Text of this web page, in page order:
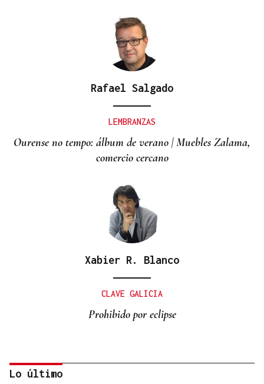
Rafael Salgado
LEMBRANZAS
Ourense no tempo: álbum de verano | Muebles Zalama,
comercio cercano
Xabier R. Blanco
CLAVE GALICIA
Prohibido por eclipse
Lo último